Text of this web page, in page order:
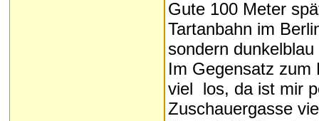
Gute 100 Meter
Tartanbahn im
sondern
Im Gegensatz zum
viel los, da ist mir
Zuschauergasse